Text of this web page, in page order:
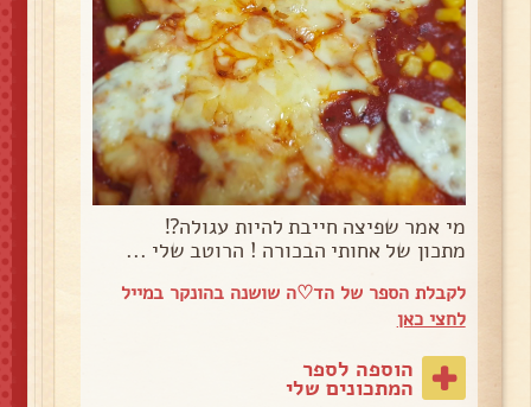
מי אמר שפיצה חייבת להיות עגולה⁉️
מתכון של אחותי הבכורה ! הרוטב שלי ...
לקבלת הספר של הד♡ה שושנה בהונקר במייל
לחצי כאן
הוספה לספר
המתכונים שלי